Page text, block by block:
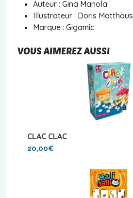
Auteur : Gina Manola
Illustrateur : Doris Matthäus
Marque : Gigamic
VOUS AIMEREZ AUSSI
CLAC CLAC
20,00€